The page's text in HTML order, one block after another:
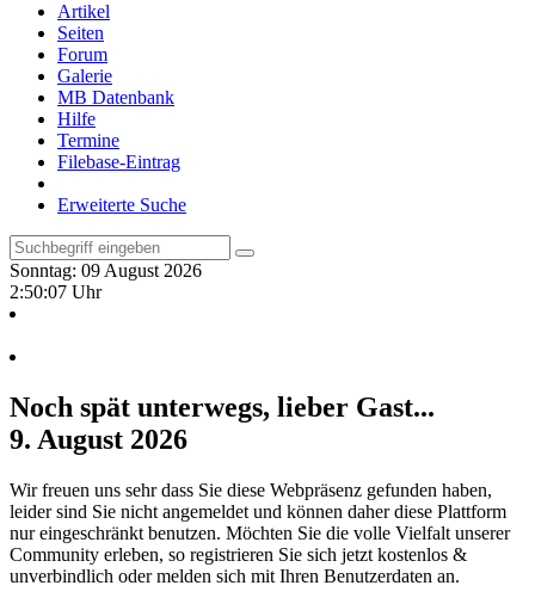
Artikel
Seiten
Forum
Galerie
MB Datenbank
Hilfe
Termine
Filebase-Eintrag
Erweiterte Suche
Sonntag: 09 August 2026
2:50:08 Uhr
Noch spät unterwegs, lieber Gast...
9. August 2026
Wir freuen uns sehr dass Sie diese Webpräsenz gefunden haben,
leider sind Sie nicht angemeldet und können daher diese Plattform
nur eingeschränkt benutzen. Möchten Sie die volle Vielfalt unserer
Community erleben, so registrieren Sie sich jetzt kostenlos &
unverbindlich oder melden sich mit Ihren Benutzerdaten an.